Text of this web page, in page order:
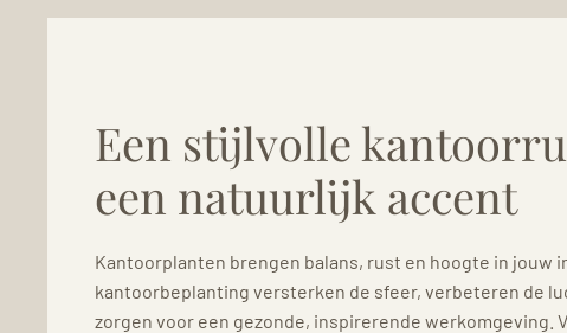
Een stijlvolle
een natuurlijk accent
Kantoorplanten brengen balans, rust en hoogte in jouw
kantoorbeplanting versterken de sfeer, verbeteren de
zorgen voor een gezonde, inspirerende werkomgeving.